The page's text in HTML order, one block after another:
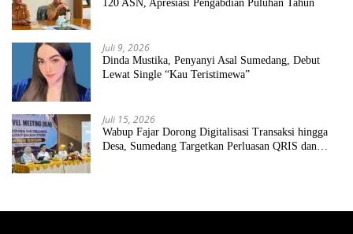
120 ASN, Apresiasi Pengabdian Puluhan Tahun
Juli 9, 2026
Dinda Mustika, Penyanyi Asal Sumedang, Debut
Lewat Single “Kau Teristimewa”
Juli 15, 2026
Wabup Fajar Dorong Digitalisasi Transaksi hingga
Desa, Sumedang Targetkan Perluasan QRIS dan